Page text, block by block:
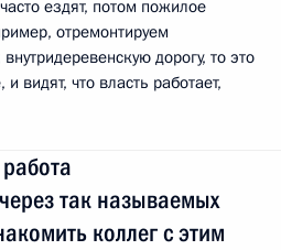
ездят, потом пожилое
отремонтируем
дорогу, то это
видят, что власть работает,
так называемых
коллег с этим